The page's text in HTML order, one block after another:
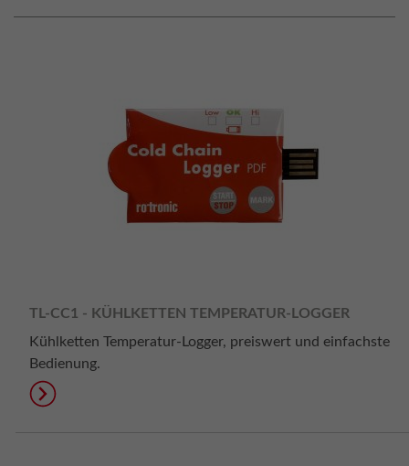
TL-CC1 - KÜHLKETTEN TEMPERATUR-LOGGER
Kühlketten Temperatur-Logger, preiswert und einfachste
Bedienung.